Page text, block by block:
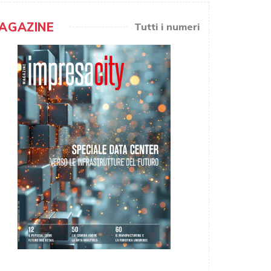
Tutti i numeri